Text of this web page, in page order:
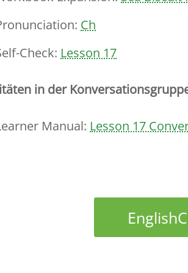
Ch
Check: Lesson 17
in der
Manual: Lesson 17